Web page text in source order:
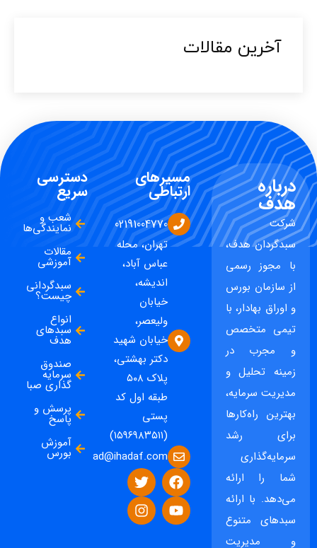
آخرین مقالات​
درباره
هدف
شرکت
سبدگردان هدف،
با مجوز رسمی
از سازمان بورس
و اوراق بهادار، با
تیمی متخصص
و مجرب در
زمینه تحلیل و
مدیریت سرمایه،
بهترین راه‌کارها
برای رشد
سرمایه‌گذاری
شما را ارائه
می‌دهد. با ارائه
سبدهای متنوع
و مدیریت
مسیرهای
ارتباطی
02191004770
تهران، محله
عباس آباد،
اندیشه،
خیابان
ولیعصر،
خیابان شهید
دکتر بهشتی،
پلاک ۵۰۸
طبقه اول کد
پستی
(۱۵۹۶۹۸۳۵۱۱)
ad@ihadaf.com
دسترسی
سریع
شعب و
نمایندگی‌ها
مقالات
آموزشی
سبدگردانی
چیست؟
انواع
سبدهای
هدف
صندوق
سرمایه
گذاری صبا
پرسش و
پاسخ
آموزش
بورس